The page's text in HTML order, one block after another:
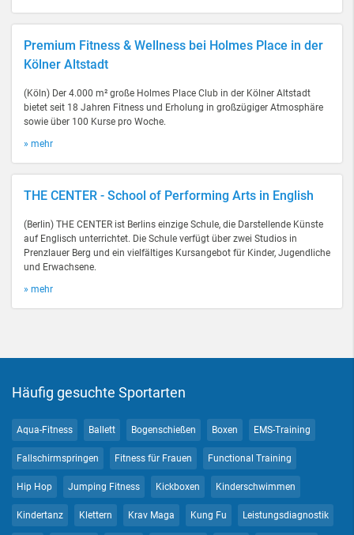
Premium Fitness & Wellness bei Holmes Place in der
Kölner Altstadt
(Köln) Der 4.000 m² große Holmes Place Club in der Kölner Altstadt
bietet seit 18 Jahren Fitness und Erholung in großzügiger Atmosphäre
sowie über 100 Kurse pro Woche.
» mehr
THE CENTER - School of Performing Arts in English
(Berlin) THE CENTER ist Berlins einzige Schule, die Darstellende Künste
auf Englisch unterrichtet. Die Schule verfügt über zwei Studios in
Prenzlauer Berg und ein vielfältiges Kursangebot für Kinder, Jugendliche
und Erwachsene.
» mehr
Häufig gesuchte Sportarten
Aqua-Fitness Ballett Bogenschießen Boxen EMS-Training
Fallschirmspringen Fitness für Frauen Functional Training
Hip Hop Jumping Fitness Kickboxen Kinderschwimmen
Kindertanz Klettern Krav Maga Kung Fu Leistungsdiagnostik